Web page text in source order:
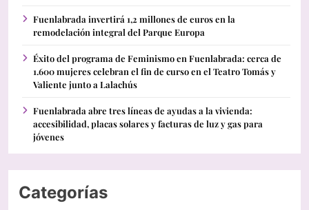
Fuenlabrada invertirá 1,2 millones de euros en la
remodelación integral del Parque Europa
Éxito del programa de Feminismo en Fuenlabrada: cerca de
1.600 mujeres celebran el fin de curso en el Teatro Tomás y
Valiente junto a Lalachús
Fuenlabrada abre tres líneas de ayudas a la vivienda:
accesibilidad, placas solares y facturas de luz y gas para
jóvenes
Categorías